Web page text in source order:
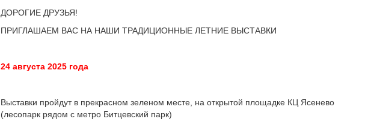
ДОРОГИЕ ДРУЗЬЯ!
ПРИГЛАШАЕМ ВАС НА НАШИ ТРАДИЦИОННЫЕ ЛЕТНИЕ ВЫСТАВКИ
24 августа 2025 года
Выставки пройдут в прекрасном зеленом месте, на открытой площадке КЦ Ясенево
(лесопарк рядом с метро Битцевский парк)